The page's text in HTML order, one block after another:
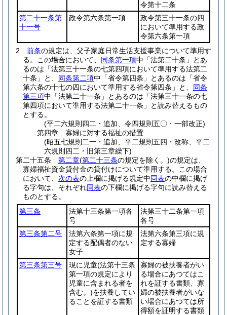
令第十二条
第二十一条第
十一号
政令第六条第一項
政令第三十一条の四
において準用する政
令第六条第一項
2
前条の規定は、父子家庭日常生活支援事業について準用す
る。
この場合において、 同条第一項中「法第二十条」とあ
るのは「法第三十一条の七第四項において準用する法第二
十条」と、 同条第二項中「省令第四条」とあるのは「省令
第六条の十七の四において準用する省令第四条」と、 同条
第三項中「法第二十一条」とあるのは「法第三十一条の七
第四項において準用する法第二十一条」と読み替えるもの
とする。
(平二六規則四二・追加、令四規則五〇・一部改正)
第四章
寡婦に対する福祉の措置
(昭五七規則二一・追加、平二規則五四・改称、平二
六規則四二・旧第三章繰下)
第二十五条
第二章(第二十三条の規定を除く。)の規定は、
寡婦福祉資金貸付金の貸付けについて準用する。
この場合
において、 次の表の上欄に掲げる規定中同表の中欄に掲げ
る字句は、それぞれ同表の下欄に掲げる字句に読み替える
ものとする。
第三条
法第十三条第一項各
号
法第三十二条第一項
各号
第三条第二号
法第六条第一項に規
定する配偶者のない
女子
法第六条第三項に規
定する寡婦
第三条第三号 現に児童(法第十三条
第一項の規定により
児童に含まれる者を
含む。)を扶養してい
ることを証する書類
寡婦の被扶養者がい
る場合にあつてはこ
れを証する書類、寡
婦の被扶養者がいな
い場合にあつては所
得額を証明する書類